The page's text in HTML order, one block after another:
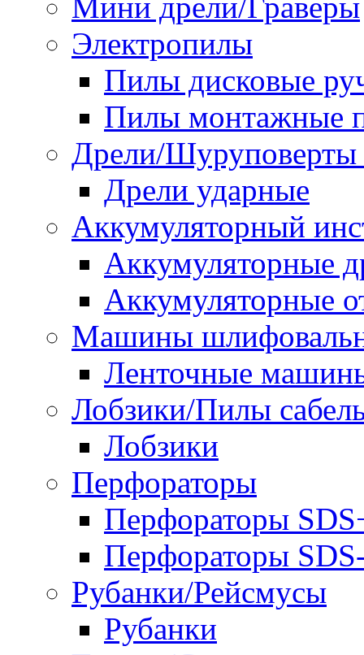
Мини дрели/Граверы
Электропилы
Пилы дисковые
Пилы монтажные
Дрели/Шуруповерты
Дрели ударные
Аккумуляторный
Аккумуляторные
Аккумуляторные
Машины
Ленточные
Лобзики/Пилы
Лобзики
Перфораторы
Перфораторы
Перфораторы
Рубанки/Рейсмусы
Рубанки